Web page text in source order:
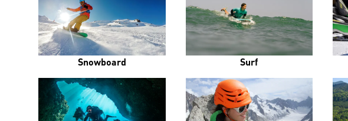
Snowboard Surf